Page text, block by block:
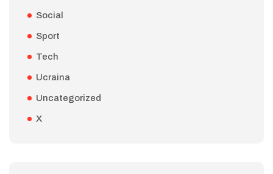
Social
Sport
Tech
Ucraina
Uncategorized
X